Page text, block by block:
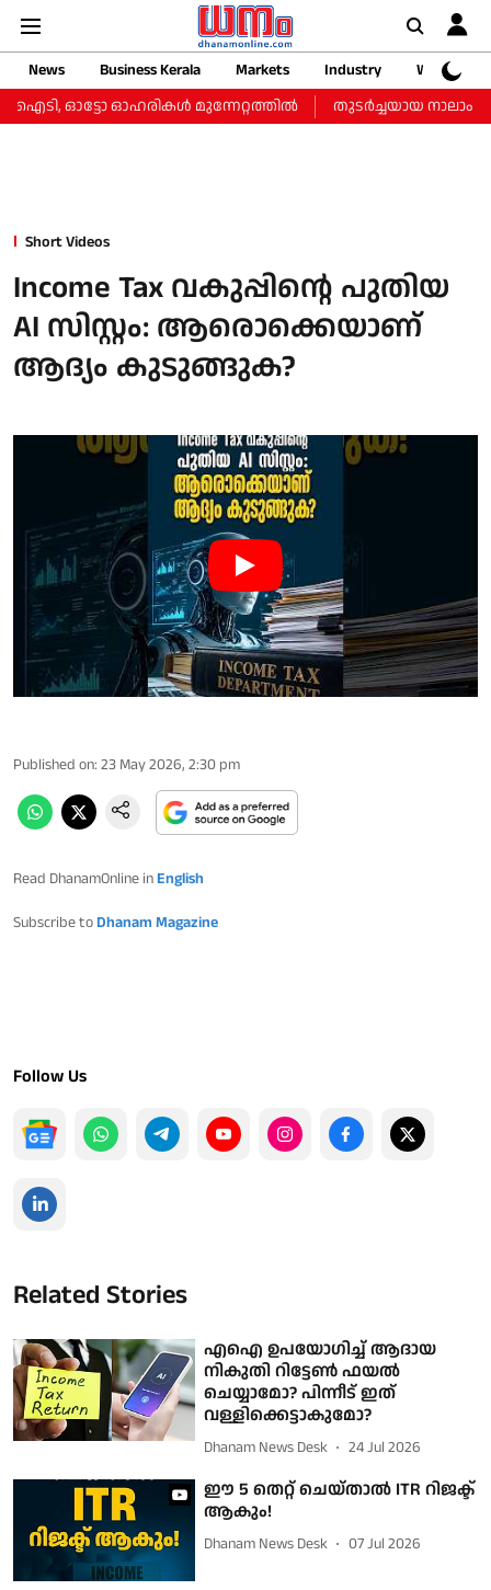
News Business Kerala Markets Industry
Web
ഓട്ടോ ഓഹരികള്‍ മുന്നേറ്റത്തില്‍
തുടർച്ചയായ നാലാം
Short Videos
Income Tax വകുപ്പിന്റെ പുതിയ
AI സിസ്റ്റം: ആരൊക്കെയാണ്
ആദ്യം കുടുങ്ങുക?
Published on: 23 May 2026, 2:30 pm
Read DhanamOnline in English
Subscribe to Dhanam Magazine
Follow Us
Related Stories
എഐ ഉപയോ​ഗിച്ച് ആദായ
നികുതി റിട്ടേൺ ഫയൽ
ചെയ്യാമോ? പിന്നീട് ഇത്
വള്ളിക്കെട്ടാകുമോ?
Dhanam News Desk 24 Jul 2026
ഈ 5 തെറ്റ് ചെയ്താൽ ITR റിജക്ട്
ആകും!
Dhanam News Desk 07 Jul 2026